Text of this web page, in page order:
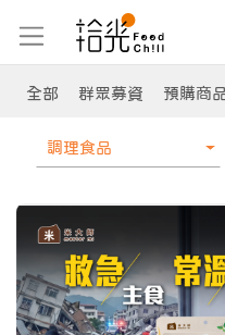
全部 群眾募資 預購商
調理食品